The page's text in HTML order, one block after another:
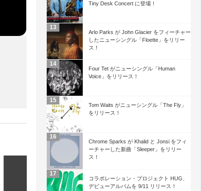
Tiny Desk Concert に登場！
Arlo Parks が John Glacier をフィーチャー
したニューシングル「Floette」をリリー
ス！
Four Tet がニューシングル「Human
Voice」をリリース！
Tom Waits がニューシングル「The Fly」
をリリース！
Chrome Sparks が Khalid と Jonsi をフィ
ーチャーした新曲「Sleeper」をリリー
ス！
コラボレーション・プロジェクト HUG、
デビューアルバムを 9/11 リリース！